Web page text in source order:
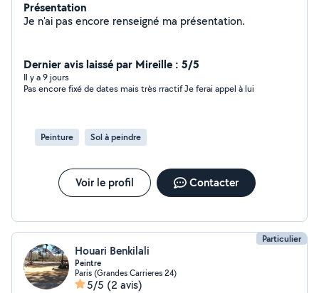
Présentation
Je n'ai pas encore renseigné ma présentation.
Dernier avis laissé par Mireille : 5/5
Il y a 9 jours
Pas encore fixé de dates mais très rractif Je ferai appel à lui
Peinture Sol à peindre
Voir le profil Contacter
Particulier
Houari Benkilali
Peintre
Paris (Grandes Carrieres 24)
5/5 (2 avis)